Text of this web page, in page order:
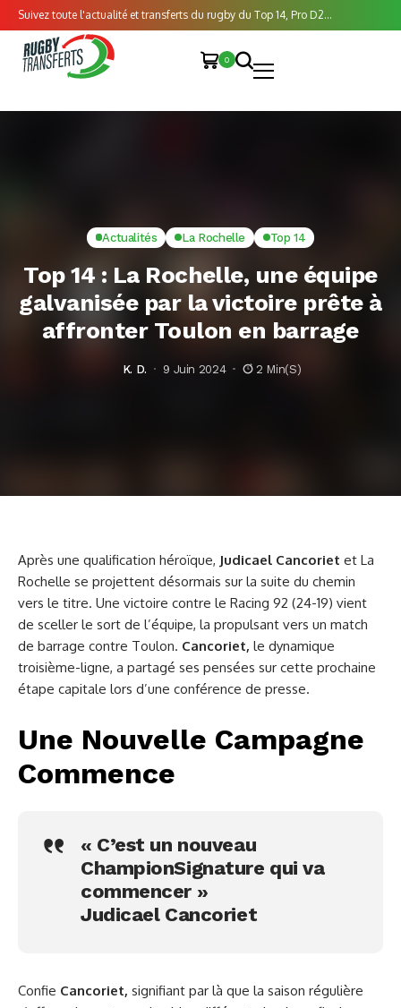
Suivez toute l'actualité et transferts du rugby du Top 14, Pro D2...
0
Actualités La Rochelle Top 14
Top 14 : La Rochelle, une équipe
galvanisée par la victoire prête à
affronter Toulon en barrage
K. D. 9 Juin 2024 2 Min(s)
Après une qualification héroïque, Judicael Cancoriet et La
Rochelle se projettent désormais sur la suite du chemin
vers le titre. Une victoire contre le Racing 92 (24-19) vient
de sceller le sort de l’équipe, la propulsant vers un match
de barrage contre Toulon. Cancoriet, le dynamique
troisième-ligne, a partagé ses pensées sur cette prochaine
étape capitale lors d’une conférence de presse.
Une Nouvelle Campagne
Commence
« C’est un nouveau
ChampionSignature qui va
commencer »
Judicael Cancoriet
Confie Cancoriet, signifiant par là que la saison régulière